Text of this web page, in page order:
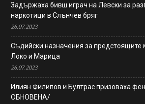
Задържаха бивш играч на Левски за
наркотици в Слънчев бряг
26.07.2023
Съдийски назначения за предстоящите
Локо и Марица
26.07.2023
Илиян Филипов и Бултрас призоваха
ОБНОВЕНА/